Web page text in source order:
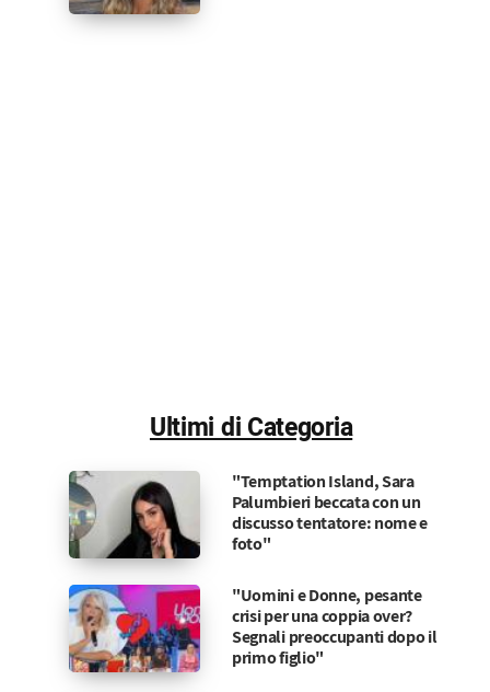
Ultimi di Categoria
"Temptation Island, Sara
Palumbieri beccata con un
discusso tentatore: nome e
foto"
"Uomini e Donne, pesante
crisi per una coppia over?
Segnali preoccupanti dopo il
primo figlio"